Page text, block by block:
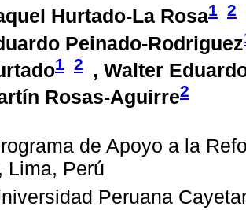
Hurtado-La Rosa1 2
Peinado-Rodriguez
1 2
, Walter
Rosas-Aguirre2
de Apoyo a la
Lima, Perú
Peruana